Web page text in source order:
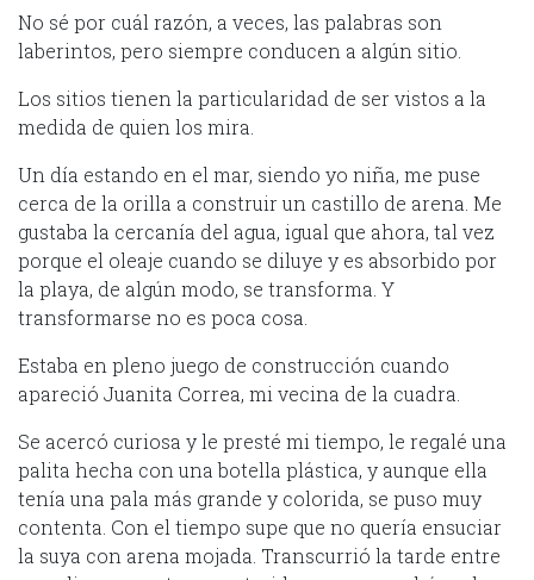
No sé por cuál razón, a veces, las palabras son
laberintos, pero siempre conducen a algún sitio.
Los sitios tienen la particularidad de ser vistos a la
medida de quien los mira.
Un día estando en el mar, siendo yo niña, me puse
cerca de la orilla a construir un castillo de arena. Me
gustaba la cercanía del agua, igual que ahora, tal vez
porque el oleaje cuando se diluye y es absorbido por
la playa, de algún modo, se transforma. Y
transformarse no es poca cosa.
Estaba en pleno juego de construcción cuando
apareció Juanita Correa, mi vecina de la cuadra.
Se acercó curiosa y le presté mi tiempo, le regalé una
palita hecha con una botella plástica, y aunque ella
tenía una pala más grande y colorida, se puso muy
contenta. Con el tiempo supe que no quería ensuciar
la suya con arena mojada. Transcurrió la tarde entre